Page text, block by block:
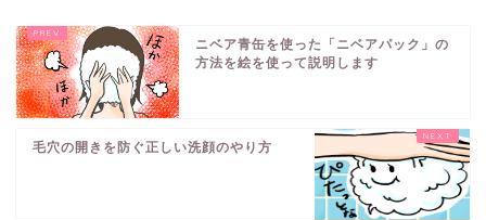
ニベア青缶を使った「ニベアパック」の
方法を絵を使って説明します
毛穴の開きを防ぐ正しい洗顔のやり方